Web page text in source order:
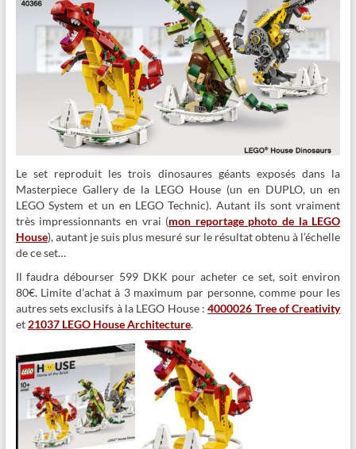
Le set reproduit les trois dinosaures géants exposés dans la
Masterpiece Gallery de la LEGO House (un en DUPLO, un en
LEGO System et un en LEGO Technic). Autant ils sont vraiment
très impressionnants en vrai (mon reportage photo de la LEGO
House), autant je suis plus mesuré sur le résultat obtenu à l’échelle
de ce set…
Il faudra débourser 599 DKK pour acheter ce set, soit environ
80€. Limite d’achat à 3 maximum par personne, comme pour les
autres sets exclusifs à la LEGO House :4000026 Tree of Creativity
et 21037 LEGO House Architecture.